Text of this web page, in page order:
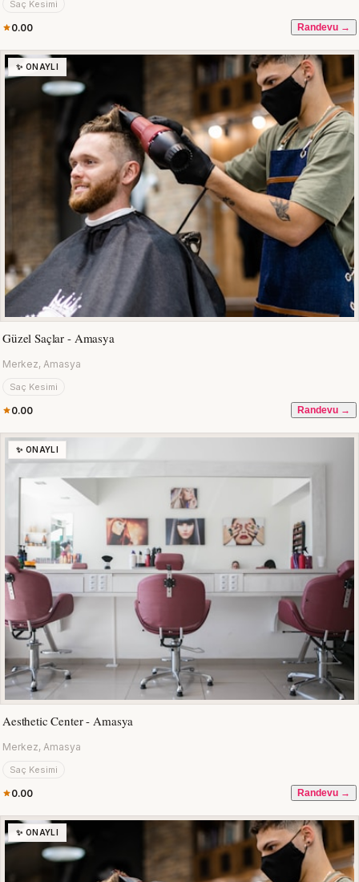
Saç Kesimi
0.00 Randevu →
✨ ONAYLI
Güzel Saçlar - Amasya
Merkez, Amasya
Saç Kesimi
0.00 Randevu →
✨ ONAYLI
Aesthetic Center - Amasya
Merkez, Amasya
Saç Kesimi
0.00 Randevu →
✨ ONAYLI